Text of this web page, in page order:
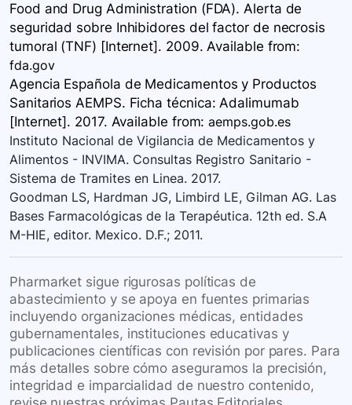
Food and Drug Administration (FDA). Alerta de
seguridad sobre Inhibidores del factor de necrosis
tumoral (TNF) [Internet]. 2009. Available from:
fda.gov
Agencia Española de Medicamentos y Productos
Sanitarios AEMPS. Ficha técnica: Adalimumab
[Internet]. 2017. Available from:aemps.gob.es
Instituto Nacional de Vigilancia de Medicamentos y
Alimentos - INVIMA. Consultas Registro Sanitario -
Sistema de Tramites en Linea. 2017.
Goodman LS, Hardman JG, Limbird LE, Gilman AG. Las
Bases Farmacológicas de la Terapéutica. 12th ed. S.A
M-HIE, editor. Mexico. D.F.; 2011.
Pharmarket sigue rigurosas políticas de
abastecimiento y se apoya en fuentes primarias
incluyendo organizaciones médicas, entidades
gubernamentales, instituciones educativas y
publicaciones científicas con revisión por pares. Para
más detalles sobre cómo aseguramos la precisión,
integridad e imparcialidad de nuestro contenido,